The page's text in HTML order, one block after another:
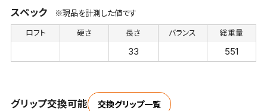
スペック ※現品を計測した値です
ロフト 硬さ 長さ
33
バランス 総重量
551
グリップ交換可能 交換グリップ一覧